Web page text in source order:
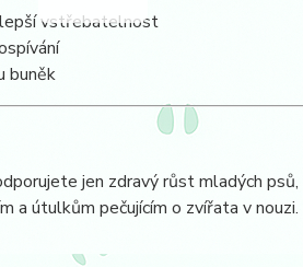
vstřebatelnost
buněk
jen zdravý růst mladých psů,
a útulkům pečujícím o zvířata v nouzi.